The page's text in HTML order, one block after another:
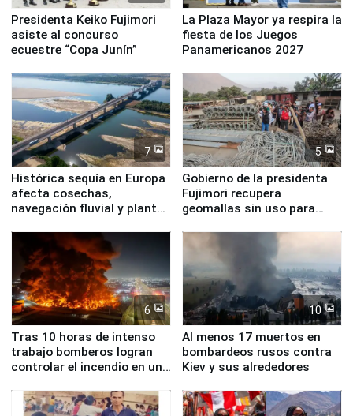
Presidenta Keiko Fujimori
asiste al concurso
ecuestre “Copa Junín”
La Plaza Mayor ya respira la
fiesta de los Juegos
Panamericanos 2027
7
Histórica sequía en Europa
afecta cosechas,
navegación fluvial y plantas
5
Gobierno de la presidenta
Fujimori recupera
geomallas sin uso para
Fenómeno El Niño
6
Tras 10 horas de intenso
trabajo bomberos logran
controlar el incendio en una
de Chile
10
Al menos 17 muertos en
bombardeos rusos contra
Kiev y sus alrededores